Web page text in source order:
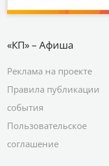
«КП» – Афиша
Реклама на проекте
Правила публикации
события
Пользовательское
соглашение